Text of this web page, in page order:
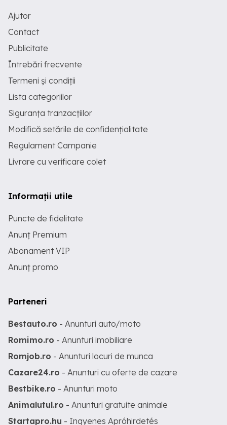
Ajutor
Contact
Publicitate
Întrebări frecvente
Termeni și condiții
Lista categoriilor
Siguranța tranzacțiilor
Modifică setările de confidențialitate
Regulament Campanie
Livrare cu verificare colet
Informații utile
Puncte de fidelitate
Anunț Premium
Abonament VIP
Anunț promo
Parteneri
Bestauto.ro - Anunturi auto/moto
Romimo.ro - Anunturi imobiliare
Romjob.ro - Anunturi locuri de munca
Cazare24.ro - Anunturi cu oferte de cazare
Bestbike.ro - Anunturi moto
Animalutul.ro - Anunturi gratuite animale
Startapro.hu - Ingyenes Apróhirdetés